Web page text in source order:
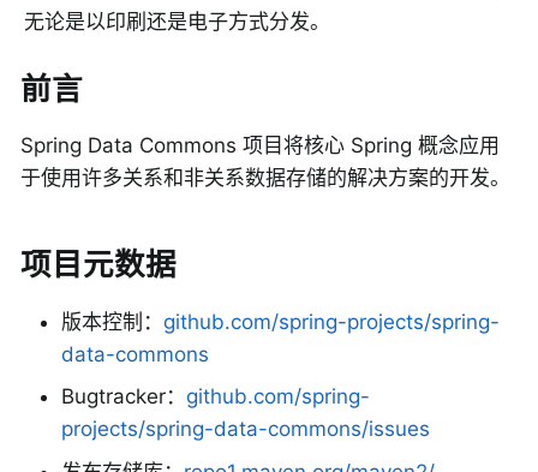
无论是以印刷还是电子方式分发。
前言
Spring Data Commons 项目将核心 Spring 概念应用
于使用许多关系和非关系数据存储的解决方案的开发。
项目元数据
版本控制： github.com/spring-projects/spring-
data-commons
Bugtracker： github.com/spring-
projects/spring-data-commons/issues